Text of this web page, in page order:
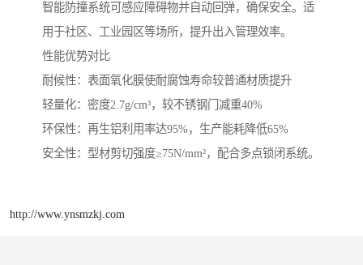
智能防撞系统可感应障碍物并自动回弹，确保安全。适
用于社区、工业园区等场所，提升出入管理效率。
性能优势对比
‌耐候性‌：表面氧化膜使耐腐蚀寿命较普通材质提升
‌轻量化‌：密度2.7g/cm³，较不锈钢门减重40%
‌环保性‌：再生铝利用率达95%，生产能耗降低65%
‌安全性‌：型材剪切强度≥75N/mm²，配合多点锁闭系统。
http://www.ynsmzkj.com